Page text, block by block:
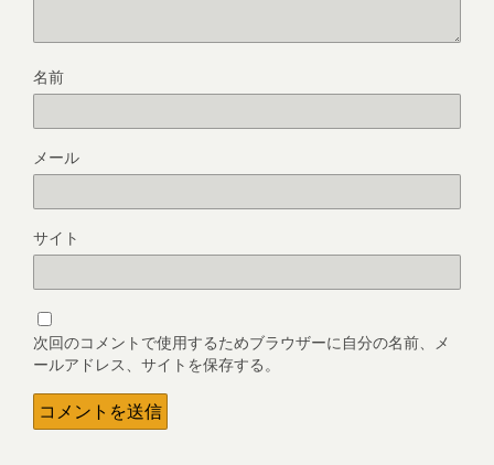
名前
メール
サイト
次回のコメントで使用するためブラウザーに自分の名前、メ
ールアドレス、サイトを保存する。